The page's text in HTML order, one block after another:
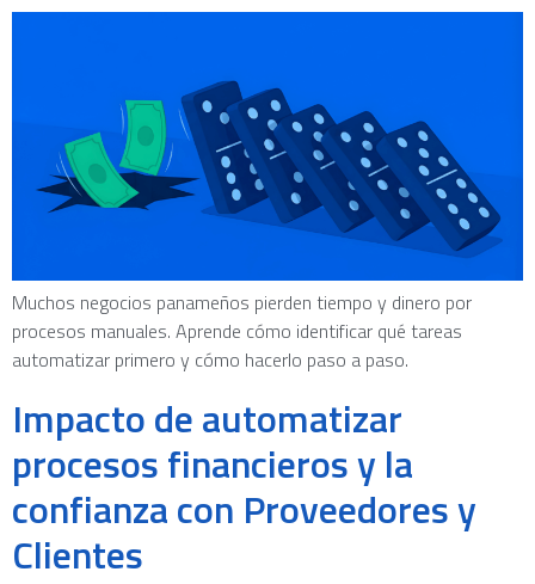
Muchos negocios panameños pierden tiempo y dinero por
procesos manuales. Aprende cómo identificar qué tareas
automatizar primero y cómo hacerlo paso a paso.
Impacto de automatizar
procesos financieros y la
confianza con Proveedores y
Clientes